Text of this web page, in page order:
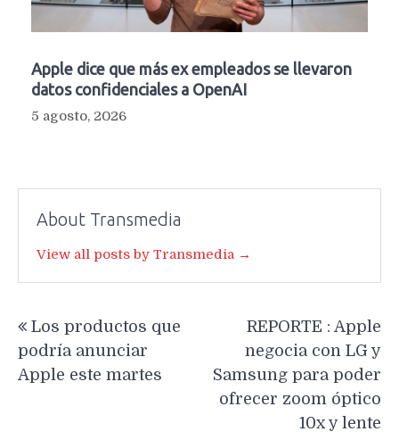
Apple dice que más ex empleados se llevaron
datos confidenciales a OpenAI
5 agosto, 2026
About Transmedia
View all posts by Transmedia →
de
entradas
Los productos que
podría anunciar
Apple este martes
REPORTE : Apple
negocia con LG y
Samsung para poder
ofrecer zoom óptico
10x y lente